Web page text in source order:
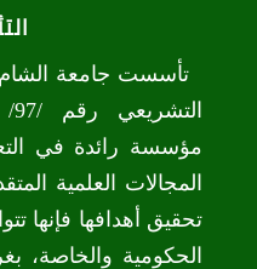
تأسست جامعة الشام
مؤسسة رائدة في
المجالات العلمية
تحقيق أهدافها فإنها
الحكومية والخاصة،